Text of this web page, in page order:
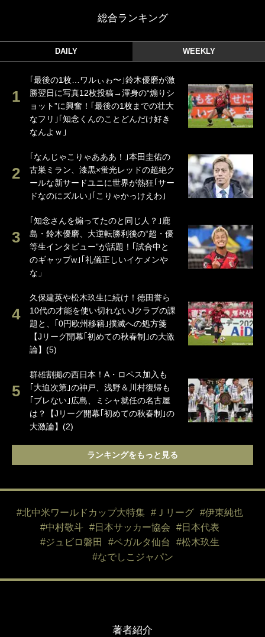
総合ランキング
DAILY WEEKLY
｢最後の1枚…ワルぃゎ〜｣鈴木優磨が激
勝翌日に写真12枚投稿→渾身の“煽りシ
ョット”に興奮！｢最後の1枚までの壮大
なフリ｣｢知念くんのことどんだけ好き
なんよｗ｣
｢なんじゃこりゃあああ！｣本田圭佑の
古巣ミラン、漆黒×蛍光レッドの超絶ク
ールな新サードユニに世界が熱狂｢サー
ドなのにズルい｣｢こりゃかっけえわ｣
｢知念さんを煽ってたのと同じ人？｣鹿
島・鈴木優磨、大逆転勝利後の“超・優
等生インタビュー”が話題！｢試合中と
のギャップw｣｢礼儀正しいイケメンや
な」
久保建英や松木玖生に続け！徳田誉ら
10代の才能を使い切れないJクラブの課
題と、｢0円欧州移籍｣撲滅への処方箋
【Jリーグ開幕｢初めての秋春制｣の大激
論】(5)
群雄割拠の西日本！A・ロペス加入も
｢大迫次第｣の神戸、浅野＆川村復帰も
｢ブレない｣広島、ミシャ就任の名古屋
は？【Jリーグ開幕｢初めての秋春制｣の
大激論】(2)
ランキングをもっと見る
#北中米ワールドカップ大特集 #Ｊリーグ
#伊東純也
#中村敬斗
#日本サッカー協会
#日本代表
#ジュビロ磐田
#ベガルタ仙台
#松木玖生
#なでしこジャパン
著者紹介